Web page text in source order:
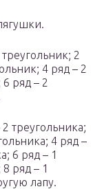
2
4 ряд – 2
ряд – 2
треугольника;
4 ряд –
6 ряд – 1
ряд – 1
лапу.